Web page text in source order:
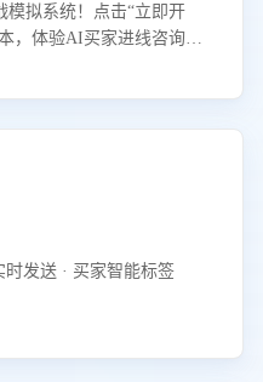
拟系统！点击“立即开
，体验AI买家进线咨询真
发送 · 买家智能标签